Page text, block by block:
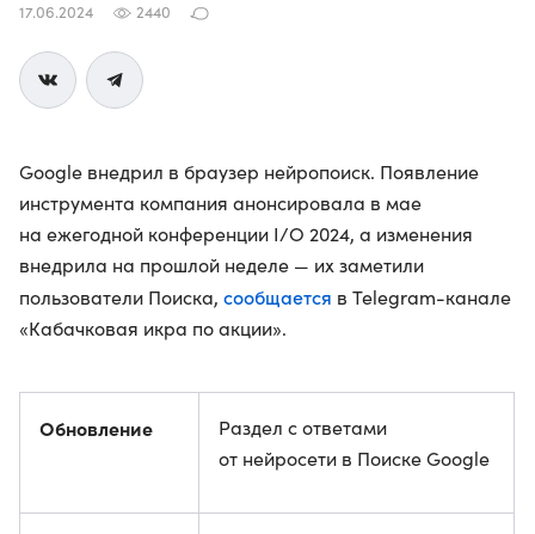
17.06.2024 2440
Google внедрил в браузер нейропоиск. Появление
инструмента компания анонсировала в мае
на ежегодной конференции I/O 2024, а изменения
внедрила на прошлой неделе — их заметили
пользователи Поиска, сообщается в Telegram-канале
«Кабачковая икра по акции».
Обновление
Раздел с ответами
от нейросети в Поиске Google